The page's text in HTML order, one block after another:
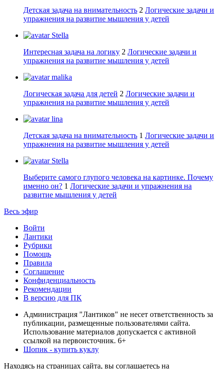
Детская задача на внимательность 2 Логические задачи и
упражнения на развитие мышления у детей
Stella
Интересная задача на логику 2 Логические задачи и
упражнения на развитие мышления у детей
malika
Логическая задача для детей 2 Логические задачи и
упражнения на развитие мышления у детей
lina
Детская задача на внимательность 1 Логические задачи и
упражнения на развитие мышления у детей
Stella
Выберите самого глупого человека на картинке. Почему
именно он? 1 Логические задачи и упражнения на
развитие мышления у детей
Весь эфир
Войти
Лантики
Рубрики
Помощь
Правила
Соглашение
Конфиденциальность
Рекомендации
В версию для ПК
Администрация "Лантиков" не несет ответственность за
публикации, размещенные пользователями сайта.
Использование материалов допускается с активной
ссылкой на первоисточник. 6+
Шопик - купить куклу
Находясь на страницах сайта, вы соглашаетесь на